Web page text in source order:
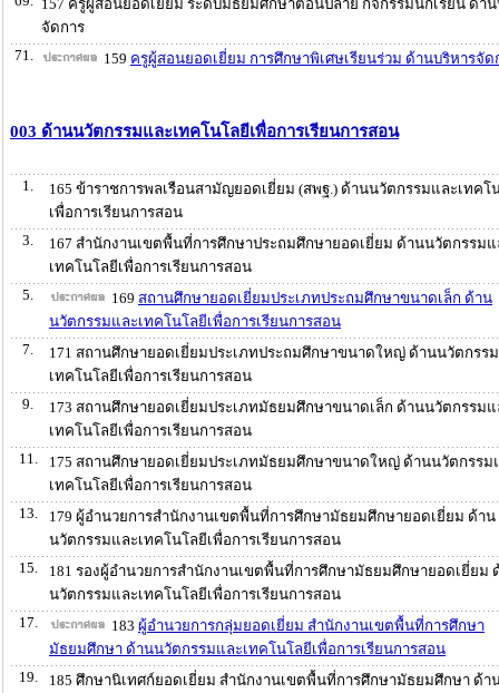
157 ครูผู้สอนยอดเยี่ยม ระดับมัธยมศึกษาตอนปลาย กิจกรรมนักเรียน ด้าน
จัดการ
71.
159 ครูผู้สอนยอดเยี่ยม การศึกษาพิเศษเรียนร่วม ด้านบริหารจัด
003 ด้านนวัตกรรมและเทคโนโลยีเพื่อการเรียนการสอน
1.
165 ข้าราชการพลเรือนสามัญยอดเยี่ยม (สพฐ.) ด้านนวัตกรรมและเทคโ
เพื่อการเรียนการสอน
3.
167 สำนักงานเขตพื้นที่การศึกษาประถมศึกษายอดเยี่ยม ด้านนวัตกรรมแ
เทคโนโลยีเพื่อการเรียนการสอน
5.
169 สถานศึกษายอดเยี่ยมประเภทประถมศึกษาขนาดเล็ก ด้าน
นวัตกรรมและเทคโนโลยีเพื่อการเรียนการสอน
7.
171 สถานศึกษายอดเยี่ยมประเภทประถมศึกษาขนาดใหญ่ ด้านนวัตกรร
เทคโนโลยีเพื่อการเรียนการสอน
9.
173 สถานศึกษายอดเยี่ยมประเภทมัธยมศึกษาขนาดเล็ก ด้านนวัตกรรมแ
เทคโนโลยีเพื่อการเรียนการสอน
11.
175 สถานศึกษายอดเยี่ยมประเภทมัธยมศึกษาขนาดใหญ่ ด้านนวัตกรรม
เทคโนโลยีเพื่อการเรียนการสอน
13.
179 ผู้อำนวยการสำนักงานเขตพื้นที่การศึกษามัธยมศึกษายอดเยี่ยม ด้าน
นวัตกรรมและเทคโนโลยีเพื่อการเรียนการสอน
15.
181 รองผู้อำนวยการสำนักงานเขตพื้นที่การศึกษามัธยมศึกษายอดเยี่ยม
นวัตกรรมและเทคโนโลยีเพื่อการเรียนการสอน
17.
183 ผู้อำนวยการกลุ่มยอดเยี่ยม สำนักงานเขตพื้นที่การศึกษา
มัธยมศึกษา ด้านนวัตกรรมและเทคโนโลยีเพื่อการเรียนการสอน
19.
185 ศึกษานิเทศก์ยอดเยี่ยม สำนักงานเขตพื้นที่การศึกษามัธยมศึกษา ด้า